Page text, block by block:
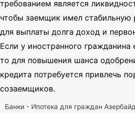
требованием является
чтобы заемщик имел стабильную
для выплаты долга доход и
Если у иностранного гражданина
то для повышения шанса
кредита потребуется привлечь
созаемщиков.
Банки - Ипотека для граждан